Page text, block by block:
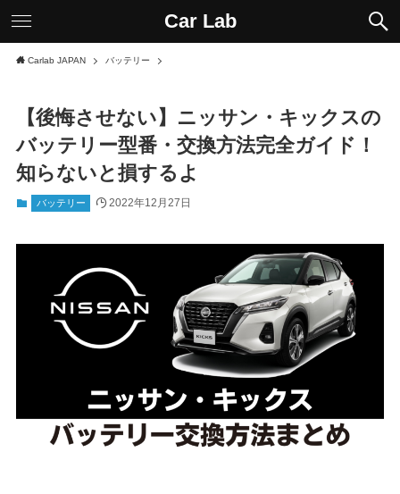
Car Lab
Carlab JAPAN バッテリー
【後悔させない】ニッサン・キックスの
バッテリー型番・交換方法完全ガイド！
知らないと損するよ
バッテリー 2022年12月27日